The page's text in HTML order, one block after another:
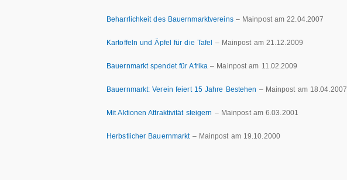
Beharrlichkeit des Bauernmarktvereins– Mainpost am 22.04.2007
Kartoffeln und Äpfel für die Tafel – Mainpost am 21.12.2009
Bauernmarkt spendet für Afrika – Mainpost am 11.02.2009
Bauernmarkt: Verein feiert 15 Jahre Bestehen – Mainpost am 18.04.2007
Mit Aktionen Attraktivität steigern – Mainpost am 6.03.2001
Herbstlicher Bauernmarkt– Mainpost am 19.10.2000